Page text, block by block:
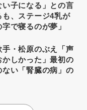
い子になる」との言
、ステージ4乳が
で寝るのが夢」
・松原のぶえ「声
しかった」最初の
い「腎臓の病」の